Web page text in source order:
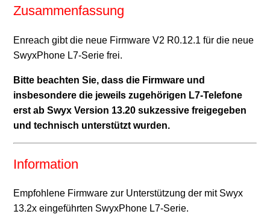
Freigabe Yealink Firmware V66.85.133.12 für T4-
Telefone
Freigabe SwyxPhone Firmware V2 R0.15.0 für L7-
Telefone
Freigabe SwyxPhone Firmware V2 R0.12.1 für L7 -
Telefone
Weitere anzeigen
Zusammenfassung
Enreach gibt die neue Firmware V2 R0.12.1 für die neue
SwyxPhone L7-Serie frei.
Bitte beachten Sie, dass die Firmware und
insbesondere die jeweils zugehörigen L7-Telefone
erst ab Swyx Version 13.20 sukzessive freigegeben
und technisch unterstützt wurden.
Information
Empfohlene Firmware zur Unterstützung der mit Swyx
13.2x eingeführten SwyxPhone L7-Serie.